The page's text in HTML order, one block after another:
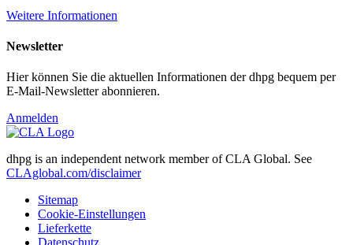
Weitere Informationen
Newsletter
Hier können Sie die aktuellen Informationen der dhpg bequem per
E-Mail-Newsletter abonnieren.
Anmelden
dhpg is an independent network member of CLA Global. See
CLAglobal.com/disclaimer
Sitemap
Cookie-Einstellungen
Lieferkette